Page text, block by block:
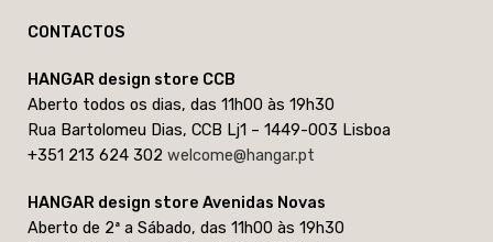
CONTACTOS
HANGAR design store CCB
Aberto todos os dias, das 11h00 às 19h30
Rua Bartolomeu Dias, CCB Lj1 – 1449-003 Lisboa
+351 213 624 302 welcome@hangar.pt
HANGAR design store Avenidas Novas
Aberto de 2ª a Sábado, das 11h00 às 19h30